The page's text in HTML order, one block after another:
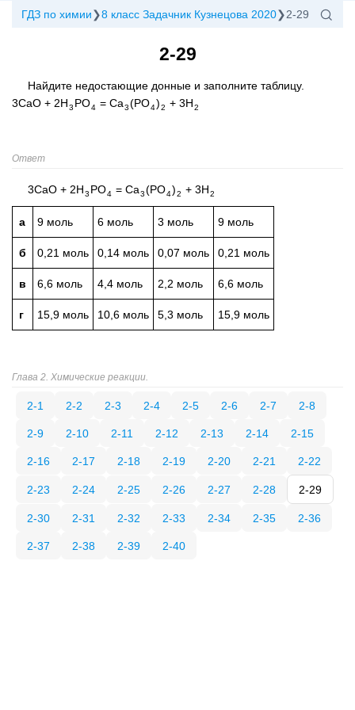
ГДЗ по химии 8 класс Задачник Кузнецова 2020 2-29
2-29
Найдите недостающие донные и заполните таблицу.
3CaO + 2H3 PO4 = Ca3(PO4)2 + 3H2
Ответ
3CaO + 2H3 PO4 = Ca3(PO4)2 + 3H2
а 9 моль 6 моль 3 моль 9 моль
б 0,21 моль 0,14 моль 0,07 моль 0,21 моль
в 6,6 моль 4,4 моль 2,2 моль 6,6 моль
г 15,9 моль 10,6 моль 5,3 моль 15,9 моль
Глава 2. Химические реакции.
2-1 2-2 2-3 2-4 2-5 2-6 2-7 2-8
2-9 2-10 2-11 2-12 2-13 2-14 2-15
2-16 2-17 2-18 2-19 2-20 2-21 2-22
2-23 2-24 2-25 2-26 2-27 2-28 2-29
2-30 2-31 2-32 2-33 2-34 2-35 2-36
2-37 2-38 2-39 2-40